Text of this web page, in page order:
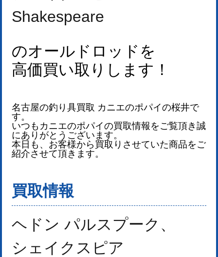
Shakespeare
のオールドロッドを
高価買い取りします！
名古屋の釣り具買取 カニエのポパイの桜井で
す。
いつもカニエのポパイの買取情報をご覧頂き誠
にありがとうございます。
本日も、お客様から買取りさせていた商品をご
紹介させて頂きます。
買取情報
ヘドン パルスプーク、
シェイクスピア